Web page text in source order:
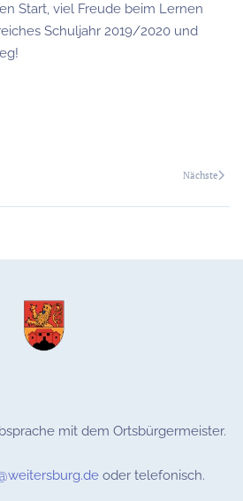
Start, viel Freude beim Lernen
Schuljahr 2019/2020 und
Nächste
mit dem Ortsbürgermeister.
oder telefonisch.